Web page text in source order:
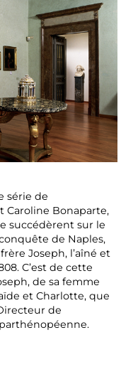
série de
Caroline Bonaparte,
succédèrent sur le
de Naples,
Joseph, l’aîné et
C’est de cette
de sa femme
et Charlotte, que
de